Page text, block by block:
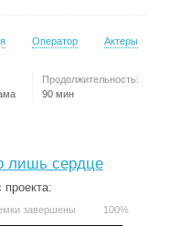
Оператор Актеры
Продолжительность:
90 мин
лишь сердце
проекта:
завершены 100%